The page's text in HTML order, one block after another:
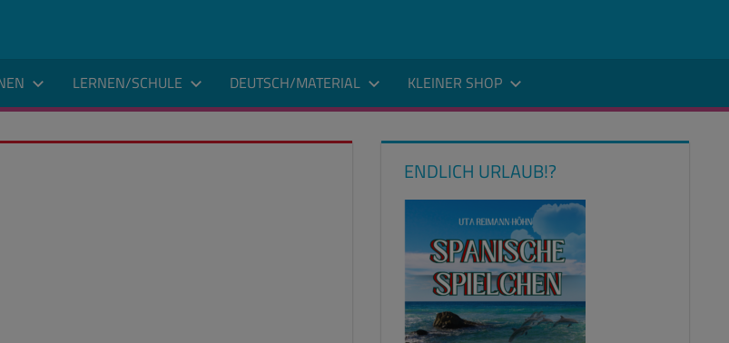
LERNEN/SCHULE DEUTSCH/MATERIAL KLEINER SHOP
ENDLICH URLAUB!?